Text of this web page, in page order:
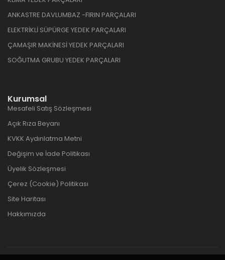
ANKASTRE DAVLUMBAZ -FIRIN PARÇALARI
ELEKTRİKLİ SÜPÜRGE YEDEK PARÇALARI
ÇAMAŞIR MAKİNESİ YEDEK PARÇALARI
SOĞUTMA GRUBU YEDEK PARÇALARI
Kurumsal
Mesafeli Satış Sözleşmesi
Açık Rıza Beyanı
KVKK Aydınlatma Metni
Değişim ve İade Politikası
Üyelik Sözleşmesi
Çerez (Cookie) Politikası
Site Haritası
Hakkımızda